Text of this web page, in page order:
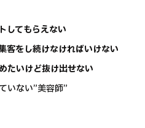
してもらえない
客をし続けなければいけない
たいけど抜け出せない
ない”美容師”